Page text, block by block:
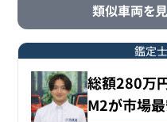
類似車両を
鑑定
総額280万
M2が市場最